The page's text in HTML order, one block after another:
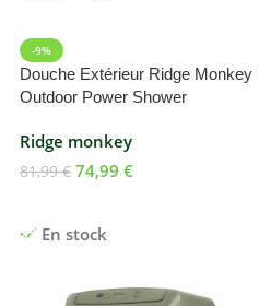
-9%
Douche Extérieur Ridge Monkey
Outdoor Power Shower
Ridge monkey
En stock
81,99€ 74,99 €